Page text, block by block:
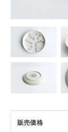
販売価格